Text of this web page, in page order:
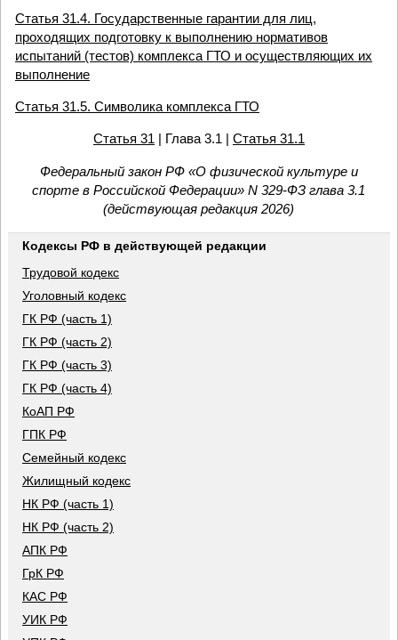
Статья 31.4. Государственные гарантии для лиц,
проходящих подготовку к выполнению нормативов
испытаний (тестов) комплекса ГТО и осуществляющих их
выполнение
Статья 31.5. Символика комплекса ГТО
Статья 31 | Глава 3.1 | Статья 31.1
Федеральный закон РФ «О физической культуре и
спорте в Российской Федерации» N 329-ФЗ глава 3.1
(действующая редакция 2026)
Кодексы РФ в действующей редакции
Трудовой кодекс
Уголовный кодекс
ГК РФ (часть 1)
ГК РФ (часть 2)
ГК РФ (часть 3)
ГК РФ (часть 4)
КоАП РФ
ГПК РФ
Семейный кодекс
Жилищный кодекс
НК РФ (часть 1)
НК РФ (часть 2)
АПК РФ
ГрК РФ
КАС РФ
УИК РФ